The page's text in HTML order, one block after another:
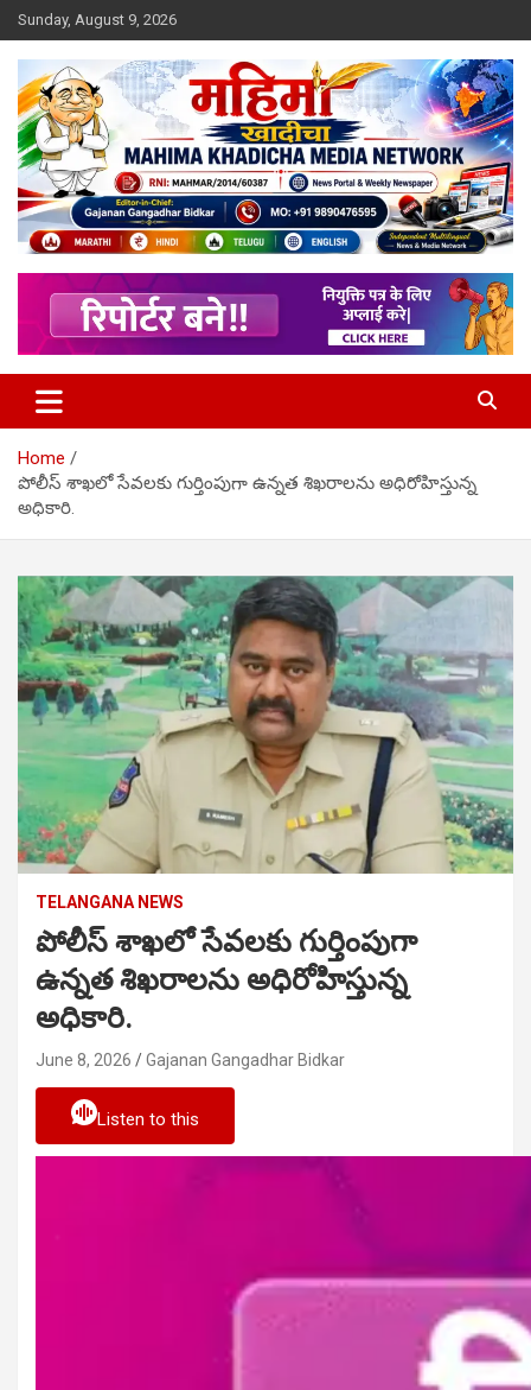
Skip
to
content
Sunday, August 9, 2026
Mahimakhadicha
Home
పోలీస్ శాఖలో సేవలకు గుర్తింపుగా ఉన్నత శిఖరాలను అధిరోహిస్తున్న
అధికారి.
TELANGANA NEWS
పోలీస్ శాఖలో సేవలకు గుర్తింపుగా
ఉన్నత శిఖరాలను అధిరోహిస్తున్న
అధికారి.
June 8, 2026 Gajanan Gangadhar Bidkar
Listen to this